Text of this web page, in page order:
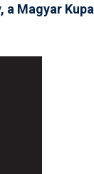
a Magyar Kupa